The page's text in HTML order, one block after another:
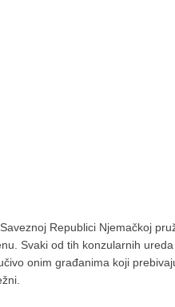
Republici Njemačkoj
Svaki od tih konzularnih
onim građanima koji